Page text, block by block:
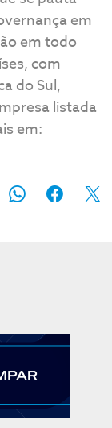
em
em todo
com
do Sul,
listada
em: